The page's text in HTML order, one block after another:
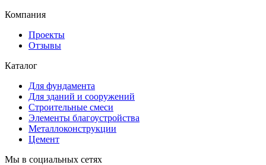
Компания
Проекты
Отзывы
Каталог
Для фундамента
Для зданий и сооружений
Строительные смеси
Элементы благоустройства
Металлоконструкции
Цемент
Мы в социальных сетях